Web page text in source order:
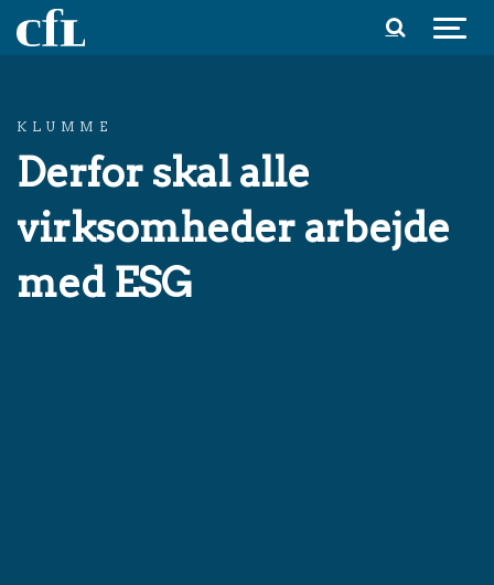
Spring til indhold
KLUMME
Derfor skal alle
virksomheder arbejde
med ESG